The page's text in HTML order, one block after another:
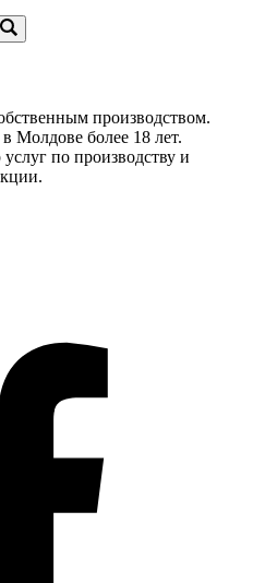
производством.
Молдове более 18 лет.
по производству и